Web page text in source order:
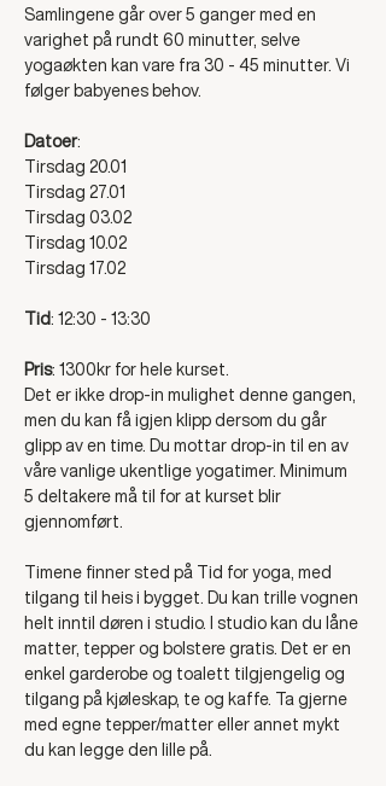
Samlingene går over 5 ganger med en
varighet på rundt 60 minutter, selve
yogaøkten kan vare fra 30 - 45 minutter. Vi
følger babyenes behov.
Datoer:
Tirsdag 20.01
Tirsdag 27.01
Tirsdag 03.02
Tirsdag 10.02
Tirsdag 17.02
Tid: 12:30 - 13:30
Pris: 1300kr for hele kurset.
Det er ikke drop-in mulighet denne gangen,
men du kan få igjen klipp dersom du går
glipp av en time. Du mottar drop-in til en av
våre vanlige ukentlige yogatimer. Minimum
5 deltakere må til for at kurset blir
gjennomført.
Timene finner sted på Tid for yoga, med
tilgang til heis i bygget. Du kan trille vognen
helt inntil døren i studio. I studio kan du låne
matter, tepper og bolstere gratis. Det er en
enkel garderobe og toalett tilgjengelig og
tilgang på kjøleskap, te og kaffe. Ta gjerne
med egne tepper/matter eller annet mykt
du kan legge den lille på.